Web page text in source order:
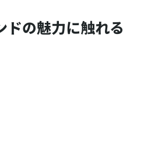
ドの魅力に触れる